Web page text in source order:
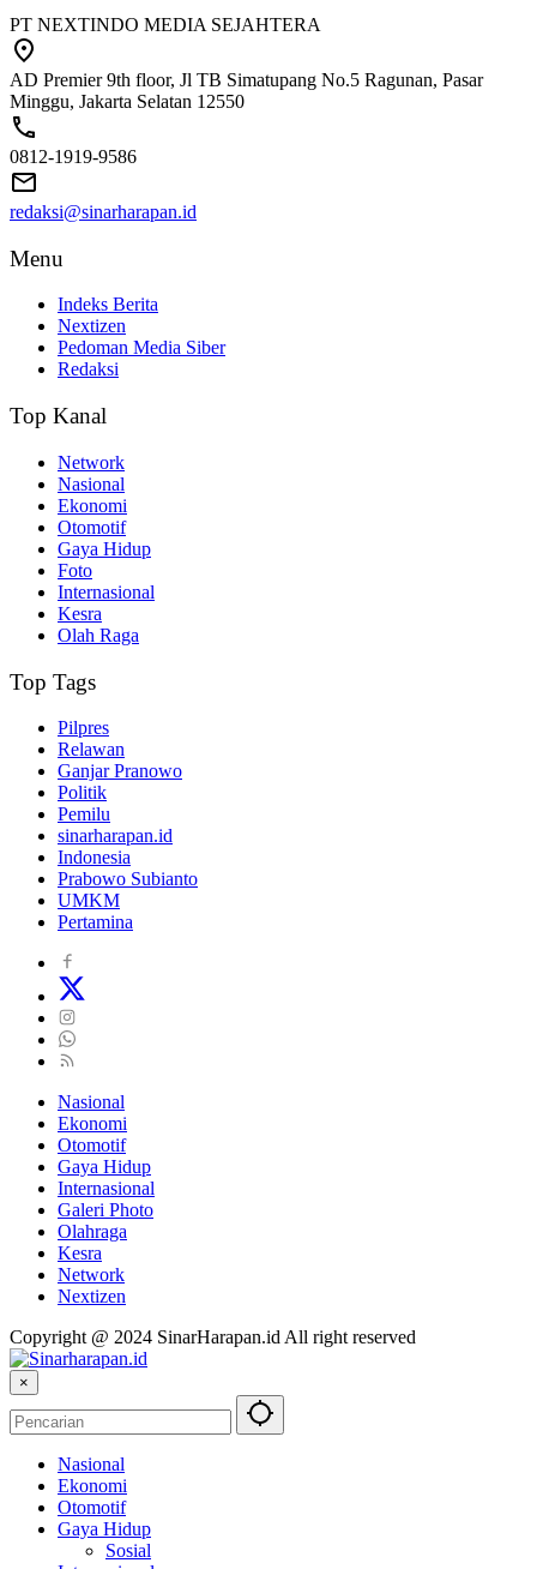
PT NEXTINDO MEDIA SEJAHTERA
AD Premier 9th floor, Jl TB Simatupang No.5 Ragunan, Pasar
Minggu, Jakarta Selatan 12550
0812-1919-9586
redaksi@sinarharapan.id
Menu
Indeks Berita
Nextizen
Pedoman Media Siber
Redaksi
Top Kanal
Network
Nasional
Ekonomi
Otomotif
Gaya Hidup
Foto
Internasional
Kesra
Olah Raga
Top Tags
Pilpres
Relawan
Ganjar Pranowo
Politik
Pemilu
sinarharapan.id
Indonesia
Prabowo Subianto
UMKM
Pertamina
Nasional
Ekonomi
Otomotif
Gaya Hidup
Internasional
Galeri Photo
Olahraga
Kesra
Network
Nextizen
Copyright @ 2024 SinarHarapan.id All right reserved
×
Nasional
Ekonomi
Otomotif
Gaya Hidup
Sosial